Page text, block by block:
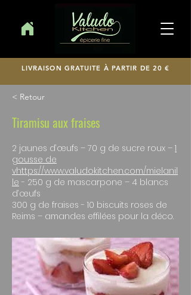
LIVRAISON GRATUITE À PARTIR DE 20 €
< Retour
Tiramisu aux fraises
2 jaunes d’œufs – 70 g de sucre roux – 1
gousse de
vhttps://www.valudokitchen.com/mielanil
le - 250 g de mascarpone – 4 blancs
d’œufs
300 g de fraises - 10 biscuits roses de
Reims – amandes effilées pour la déco.